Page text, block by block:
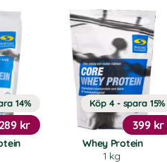
14%
289 kr
Whey Protein
1 kg
Köp 4 - spara 15%
399 kr